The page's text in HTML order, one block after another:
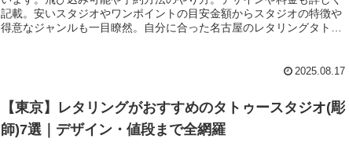
記載。安いスタジオやワンポイントの目安金額からスタジオの特徴や
得意なジャンルも一目瞭然。自分に合った名古屋のレタリングタトゥ
2025.08.17
【東京】レタリングがおすすめのタトゥースタジオ(彫
師)7選｜デザイン・値段まで全網羅